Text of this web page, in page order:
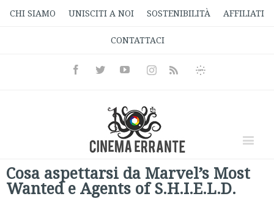
CHI SIAMO UNISCITI A NOI SOSTENIBILITÀ AFFILIATI
CONTATTACI
FacebookTwitterYoutubeInstagramRss
Informativa
Cosa aspettarsi da Marvel’s Most
Wanted e Agents of S.H.I.E.L.D.